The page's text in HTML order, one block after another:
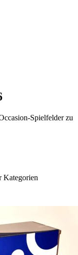
Spielfelder zu
Kategorien